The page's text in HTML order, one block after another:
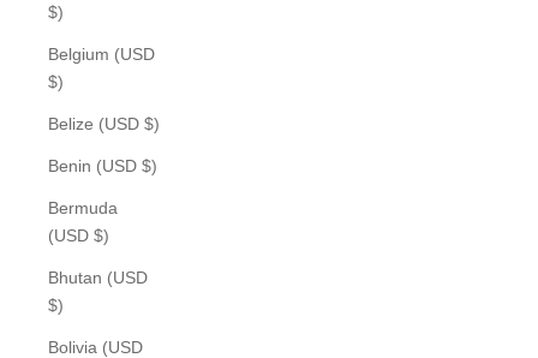
$)
Belgium (USD
$)
Belize (USD $)
Benin (USD $)
Bermuda
(USD $)
Bhutan (USD
$)
Bolivia (USD